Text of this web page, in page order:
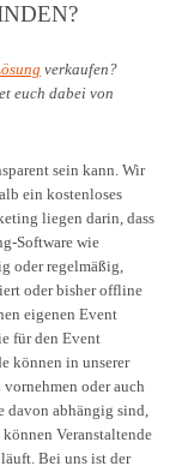
verkaufen?
euch dabei von
sein kann. Wir
ein kostenloses
liegen darin, dass
Software wie
oder regelmäßig,
oder bisher offline
eigenen Event
für den Event
können in unserer
oder auch
davon abhängig sind,
Veranstaltende
Bei uns ist der